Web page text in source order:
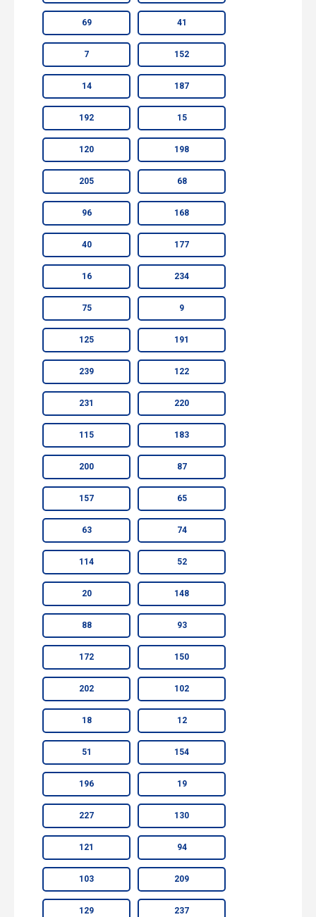
69 41
7 152
14 187
192 15
120 198
205 68
96 168
40 177
16 234
75 9
125 191
239 122
231 220
115 183
200 87
157 65
63 74
114 52
20 148
88 93
172 150
202 102
18 12
51 154
196 19
227 130
121 94
103 209
129 237